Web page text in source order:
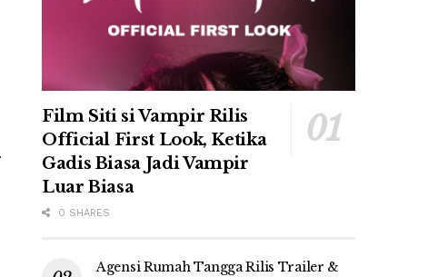
Film Siti si Vampir Rilis
Official First Look, Ketika
Gadis Biasa Jadi Vampir
Luar Biasa
0 SHARES
Agensi Rumah Tangga Rilis Trailer &